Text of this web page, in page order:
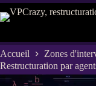
Passer
au
Accueil
Zones
Restructuration par